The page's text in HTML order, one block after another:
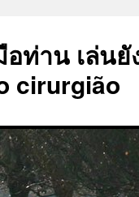
ท่าน เล่น
cirurgião